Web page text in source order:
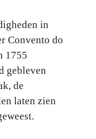
in
Convento do
1755
gebleven
de
laten zien